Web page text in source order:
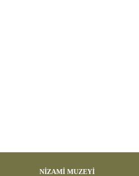
NİZAMİ MUZEYİ